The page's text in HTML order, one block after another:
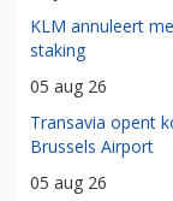
KLM annuleert
staking
05 aug 26
Transavia opent
Brussels Airport
05 aug 26